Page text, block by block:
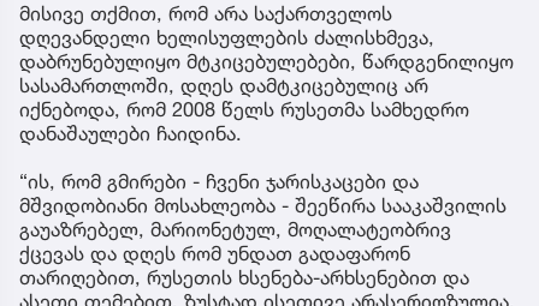
მისივე თქმით, რომ არა საქართველოს
დღევანდელი ხელისუფლების ძალისხმევა,
დაბრუნებულიყო მტკიცებულებები, წარდგენილიყო
სასამართლოში, დღეს დამტკიცებულიც არ
იქნებოდა, რომ 2008 წელს რუსეთმა სამხედრო
დანაშაულები ჩაიდინა.
“ის, რომ გმირები - ჩვენი ჯარისკაცები და
მშვიდობიანი მოსახლეობა - შეეწირა სააკაშვილის
გაუაზრებელ, მარიონეტულ, მოღალატეობრივ
ქცევას და დღეს რომ უნდათ გადაფარონ
თარიღებით, რუსეთის ხსენება-არხსენებით და